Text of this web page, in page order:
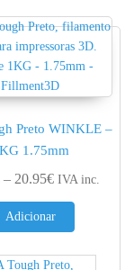
through 14.15€
Preto WINKLE –
1.75mm
– 20.95€Price range:
IVA inc.
Adicionar